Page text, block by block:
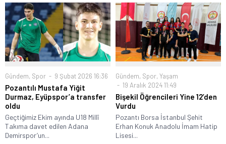
Gündem, Spor 9 Şubat 2026 16:36
Pozantılı Mustafa Yiğit
Durmaz, Eyüpspor’a transfer
oldu
Geçtiğimiz Ekim ayında U18 Millî
Takıma davet edilen Adana
Demirspor’un...
Gündem, Spor, Yaşam
19 Aralık 2024 11:49
Bişekil Öğrencileri Yine 12’den
Vurdu
Pozantı Borsa İstanbul Şehit
Erhan Konuk Anadolu İmam Hatip
Lisesi...